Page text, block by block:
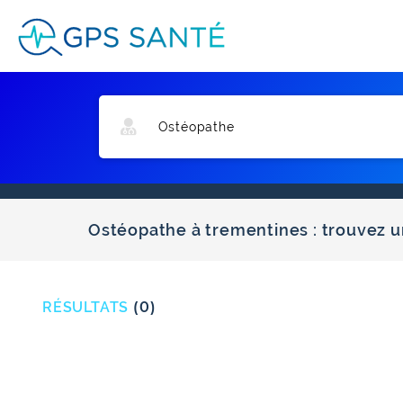
Ostéopathe à trementines : trouvez
RÉSULTATS (0)